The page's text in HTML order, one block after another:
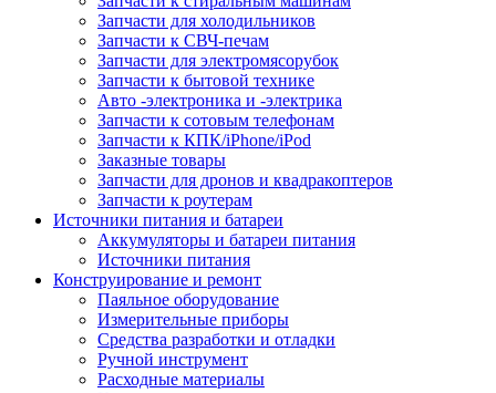
Запчасти для холодильников
Запчасти к СВЧ-печам
Запчасти для электромясорубок
Запчасти к бытовой технике
Авто -электроника и -электрика
Запчасти к сотовым телефонам
Запчасти к КПК/iPhone/iPod
Заказные товары
Запчасти для дронов и квадракоптеров
Запчасти к роутерам
Источники питания и батареи
Аккумуляторы и батареи питания
Источники питания
Конструирование и ремонт
Паяльное оборудование
Измерительные приборы
Средства разработки и отладки
Ручной инструмент
Расходные материалы